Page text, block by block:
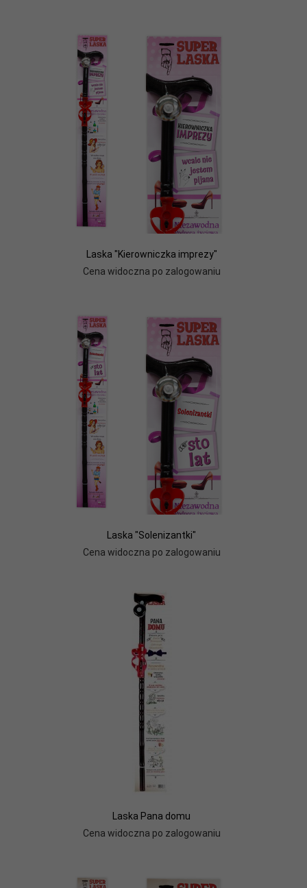
Laska "Kierowniczka imprezy"
Cena widoczna po zalogowaniu
Laska "Solenizantki"
Cena widoczna po zalogowaniu
Laska Pana domu
Cena widoczna po zalogowaniu